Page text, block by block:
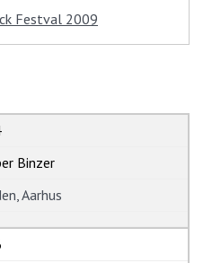
Festval 2009
Binzer
Aarhus